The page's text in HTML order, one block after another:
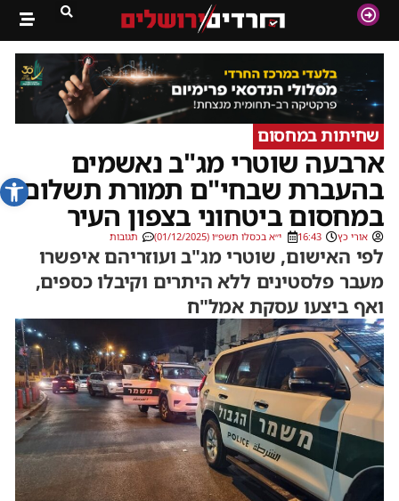
פתח
שחיתות במחסום
ארבעה שוטרי מג"ב נאשמים
בהעברת שבחי"ם תמורת תשלום,
במחסום ביטחוני בצפון העיר
אורי כץ 16:43 י״א בכסלו תשפ״ו (01/12/2025) תגובות
לפי האישום, שוטרי מג"ב ועוזריהם איפשרו
מעבר פלסטינים ללא היתרים וקיבלו כספים,
ואף ביצעו עסקת אמל"ח